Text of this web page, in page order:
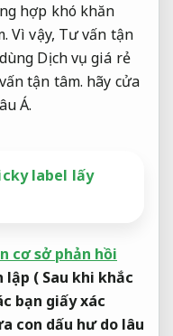
hợp khó khăn
Vì vậy, Tư vấn tận
Dịch vụ giá rẻ
tận tâm. hãy cửa
Á.
label lấy
cơ sở phản hồi
( Sau khi khắc
bạn giấy xác
con dấu hư do lâu